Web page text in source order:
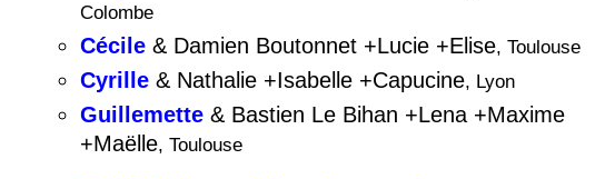
Colombe
Cécile & Damien Boutonnet +Lucie +Elise, Toulouse
Cyrille & Nathalie +Isabelle +Capucine, Lyon
Guillemette & Bastien Le Bihan +Lena +Maxime
+Maëlle, Toulouse